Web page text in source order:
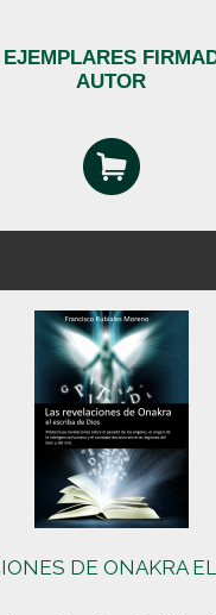
AUTOR
DE ONAKRA